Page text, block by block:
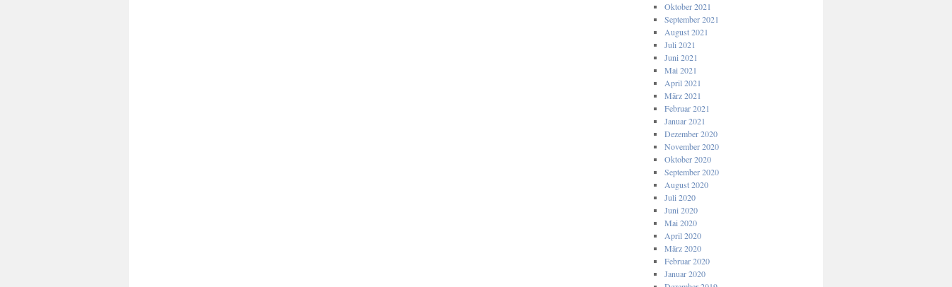
Oktober 2021
September 2021
August 2021
Juli 2021
Juni 2021
Mai 2021
April 2021
März 2021
Februar 2021
Januar 2021
Dezember 2020
November 2020
Oktober 2020
September 2020
August 2020
Juli 2020
Juni 2020
Mai 2020
April 2020
März 2020
Februar 2020
Januar 2020